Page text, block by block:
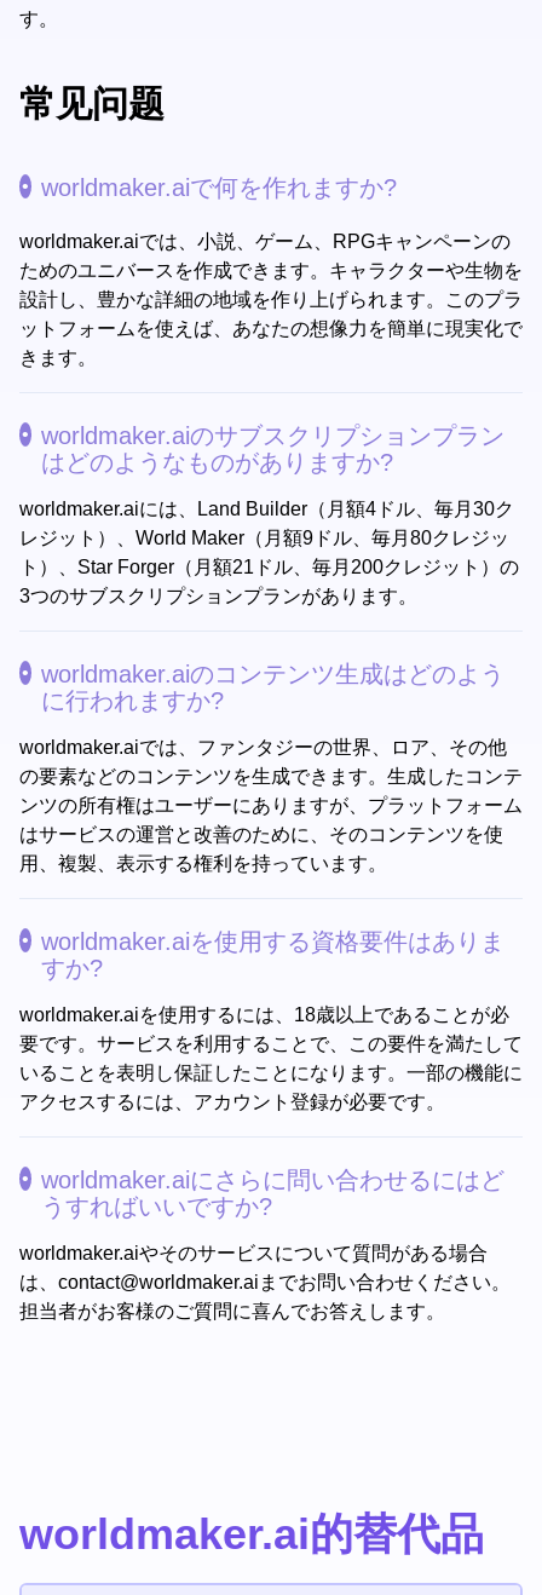
す。
常见问题
worldmaker.aiで何を作れますか?
worldmaker.aiでは、小説、ゲーム、RPGキャンペーンの
ためのユニバースを作成できます。キャラクターや生物を
設計し、豊かな詳細の地域を作り上げられます。このプラ
ットフォームを使えば、あなたの想像力を簡単に現実化で
きます。
worldmaker.aiのサブスクリプションプラン
はどのようなものがありますか?
worldmaker.aiには、Land Builder（月額4ドル、毎月30ク
レジット）、World Maker（月額9ドル、毎月80クレジッ
ト）、Star Forger（月額21ドル、毎月200クレジット）の
3つのサブスクリプションプランがあります。
worldmaker.aiのコンテンツ生成はどのよう
に行われますか?
worldmaker.aiでは、ファンタジーの世界、ロア、その他
の要素などのコンテンツを生成できます。生成したコンテ
ンツの所有権はユーザーにありますが、プラットフォーム
はサービスの運営と改善のために、そのコンテンツを使
用、複製、表示する権利を持っています。
worldmaker.aiを使用する資格要件はありま
すか?
worldmaker.aiを使用するには、18歳以上であることが必
要です。サービスを利用することで、この要件を満たして
いることを表明し保証したことになります。一部の機能に
アクセスするには、アカウント登録が必要です。
worldmaker.aiにさらに問い合わせるにはど
うすればいいですか?
worldmaker.aiやそのサービスについて質問がある場合
は、 contact@worldmaker.ai までお問い合わせください。
担当者がお客様のご質問に喜んでお答えします。
worldmaker.ai的替代品